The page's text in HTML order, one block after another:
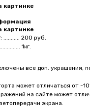
картинке
картинке
........... 200 руб.
1кг.
все доп. украшения,
может отличаться от -
на сайте может
экрана.